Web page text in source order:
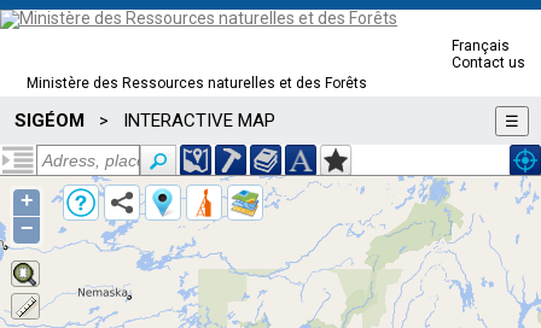
Ministère des Ressources naturelles et des Forêts
Français
Contact us
SIGÉOM > INTERACTIVE MAP ☰
+
−